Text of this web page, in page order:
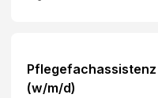
Pflegefachassistenz
(w/m/d)